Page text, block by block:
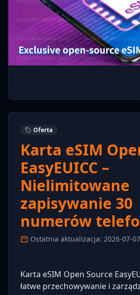
Oferta
Karta eSIM
EasyEUICC –
Nielimitowane
zapisywanie 30
numerów
Ostatnia aktualizacja: 2026-07-07
Karta eSIM Open Source
łatwe przechowywanie i